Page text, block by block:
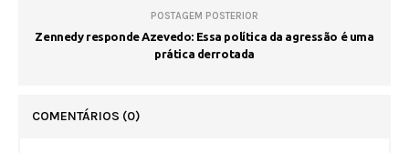
POSTAGEM POSTERIOR
Zennedy responde Azevedo: Essa política da agressão é uma
prática derrotada
COMENTÁRIOS (0)